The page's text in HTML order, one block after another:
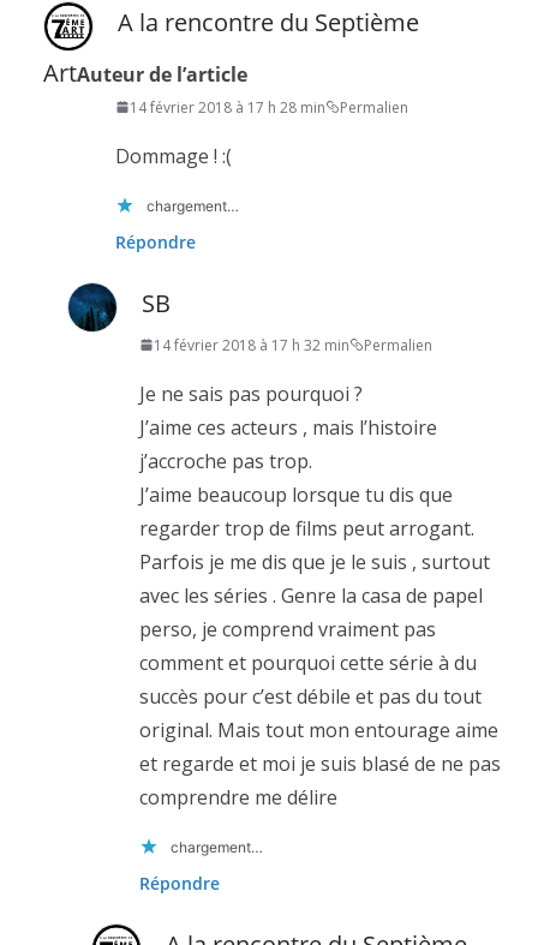
A la rencontre du Septième
ArtAuteur de l’article
14 février 2018 à 17 h 28 min Permalien
Dommage ! :(
chargement…
Répondre
SB
14 février 2018 à 17 h 32 min Permalien
Je ne sais pas pourquoi ?
J’aime ces acteurs , mais l’histoire
j’accroche pas trop.
J’aime beaucoup lorsque tu dis que
regarder trop de films peut arrogant.
Parfois je me dis que je le suis , surtout
avec les séries . Genre la casa de papel
perso, je comprend vraiment pas
comment et pourquoi cette série à du
succès pour c’est débile et pas du tout
original. Mais tout mon entourage aime
et regarde et moi je suis blasé de ne pas
comprendre me délire
chargement…
Répondre